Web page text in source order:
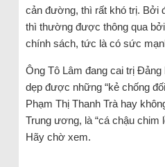
cản đường, thì rất khó trị. Bởi
thì thường được thông qua
chính sách, tức là có sức
Ông Tô Lâm đang cai trị Đảng
dẹp được những “kẻ chống
Phạm Thị Thanh Trà hay
Trung ương, là “cá chậu chim
Hãy chờ xem.